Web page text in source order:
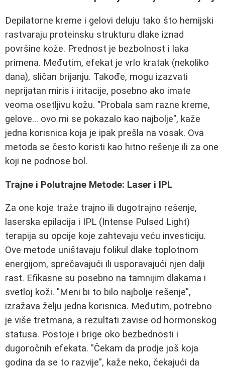
Depilatorne kreme i gelovi deluju tako što hemijski
rastvaraju proteinsku strukturu dlake iznad
površine kože. Prednost je bezbolnost i laka
primena. Međutim, efekat je vrlo kratak (nekoliko
dana), sličan brijanju. Takođe, mogu izazvati
neprijatan miris i iritacije, posebno ako imate
veoma osetljivu kožu. "Probala sam razne kreme,
gelove... ovo mi se pokazalo kao najbolje", kaže
jedna korisnica koja je ipak prešla na vosak. Ova
metoda se često koristi kao hitno rešenje ili za one
koji ne podnose bol.
Trajne i Polutrajne Metode: Laser i IPL
Za one koje traže trajno ili dugotrajno rešenje,
laserska epilacija i IPL (Intense Pulsed Light)
terapija su opcije koje zahtevaju veću investiciju.
Ove metode uništavaju folikul dlake toplotnom
energijom, sprečavajući ili usporavajući njen dalji
rast. Efikasne su posebno na tamnijim dlakama i
svetloj koži. "Meni bi to bilo najbolje rešenje",
izražava želju jedna korisnica. Međutim, potrebno
je više tretmana, a rezultati zavise od hormonskog
statusa. Postoje i brige oko bezbednosti i
dugoročnih efekata. "Čekam da prodje još koja
godina da se to razvije", kaže neko, čekajući da